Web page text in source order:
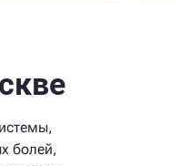
болей,